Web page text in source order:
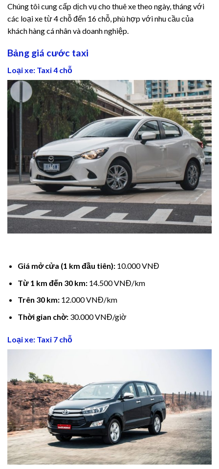
Hacklink panel
Hacklink panel
Hacklink panel
Hacklink panel
Hacklink panel
Hacklink panel
Hacklink panel
Hacklink panel
Hacklink panel
Hacklink panel
Hacklink panel
Hacklink panel
Hacklink panel
Hacklink panel
Hacklink Panel
Illuminati
Hacklink
Hacklink Panel
Chúng tôi cung cấp dịch vụ cho thuê xe theo ngày, tháng với
các loại xe từ 4 chỗ đến 16 chỗ, phù hợp với nhu cầu của
khách hàng cá nhân và doanh nghiệp.
Bảng giá cước taxi
Loại xe: Taxi 4 chỗ
Giá mở cửa (1 km đầu tiên):10.000 VNĐ
Từ 1 km đến 30 km:14.500 VNĐ/km
Trên 30 km:12.000 VNĐ/km
Thời gian chờ:30.000 VNĐ/giờ
Loại xe: Taxi 7 chỗ